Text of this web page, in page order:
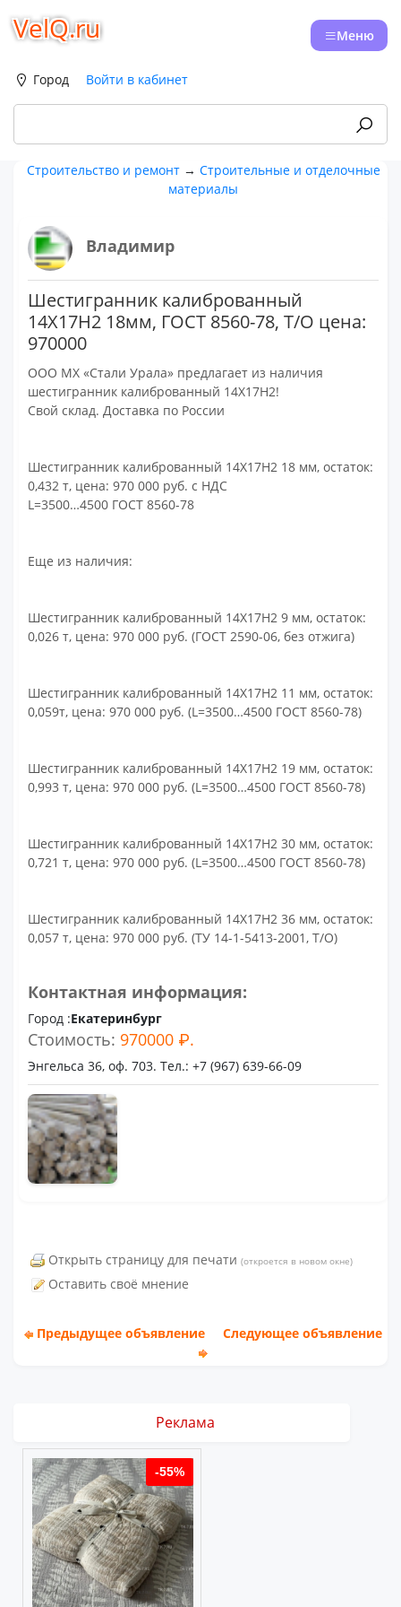
VelQ.ru Меню
Город Войти в кабинет
Строительство и ремонт→ Строительные и отделочные
материалы
Владимир
Шестигранник калиброванный
14Х17Н2 18мм, ГОСТ 8560-78, Т/О цена:
970000
ООО МХ «Стали Урала» предлагает из наличия
шестигранник калиброванный 14Х17Н2!
Свой склад. Доставка по России
Шестигранник калиброванный 14Х17Н2 18 мм, остаток:
0,432 т, цена: 970 000 руб. с НДС
L=3500…4500 ГОСТ 8560-78
Еще из наличия:
Шестигранник калиброванный 14Х17Н2 9 мм, остаток:
0,026 т, цена: 970 000 руб. (ГОСТ 2590-06, без отжига)
Шестигранник калиброванный 14Х17Н2 11 мм, остаток:
0,059т, цена: 970 000 руб. (L=3500…4500 ГОСТ 8560-78)
Шестигранник калиброванный 14Х17Н2 19 мм, остаток:
0,993 т, цена: 970 000 руб. (L=3500…4500 ГОСТ 8560-78)
Шестигранник калиброванный 14Х17Н2 30 мм, остаток:
0,721 т, цена: 970 000 руб. (L=3500…4500 ГОСТ 8560-78)
Шестигранник калиброванный 14Х17Н2 36 мм, остаток:
0,057 т, цена: 970 000 руб. (ТУ 14-1-5413-2001, Т/О)
Контактная информация:
Город :Екатеринбург
Стоимость: 970000 ₽.
Энгельса 36, оф. 703. Тел.: +7 (967) 639-66-09
Открыть страницу для печати (откроется в новом окне)
Оставить своё мнение
Предыдущее объявление Следующее объявление
Реклама
-55%